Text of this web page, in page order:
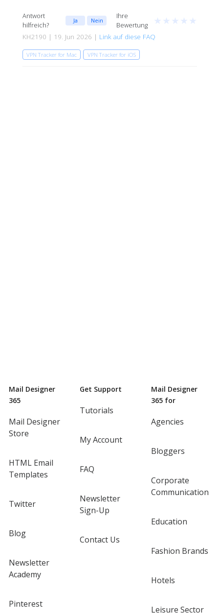
Antwort
hilfreich?
Ja Nein
Ihre
Bewertung
★ ★ ★ ★ ★
KH2190 | 19. Jun 2026 | Link auf diese FAQ
VPN Tracker for Mac VPN Tracker for iOS
Mail Designer
365
Mail Designer
Store
HTML Email
Templates
Twitter
Blog
Newsletter
Academy
Pinterest
Get Support
Tutorials
My Account
FAQ
Newsletter
Sign-Up
Contact Us
Mail Designer
365 for
Agencies
Bloggers
Corporate
Communication
Education
Fashion Brands
Hotels
Leisure Sector